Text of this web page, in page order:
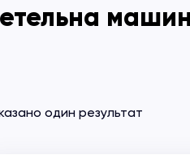
один результат